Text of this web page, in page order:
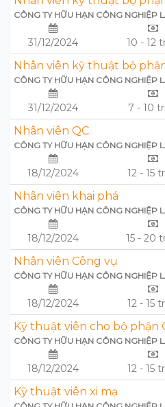
CÔNG TY HỮU HẠN CÔNG NGHIỆP
31/12/2024 10 - 12
Nhân viên kỹ thuật bộ
CÔNG TY HỮU HẠN CÔNG NGHIỆP
31/12/2024 7 - 10
Nhân viên QC
CÔNG TY HỮU HẠN CÔNG NGHIỆP
18/12/2024 12 - 15
Nhân viên khai phá
CÔNG TY HỮU HẠN CÔNG NGHIỆP
18/12/2024 15 - 20
Nhân viên Công vụ
CÔNG TY HỮU HẠN CÔNG NGHIỆP
18/12/2024 12 - 15
Kỹ thuật viên cho bộ phận
CÔNG TY HỮU HẠN CÔNG NGHIỆP
18/12/2024 12 - 15
Kỹ thuật viên xi mạ